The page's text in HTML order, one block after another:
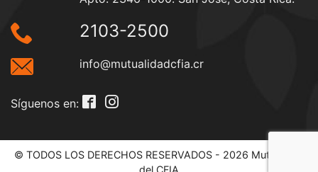
2103-2500
info@mutualidadcfia.cr
Síguenos en:
© TODOS LOS DERECHOS RESERVADOS - 2026 Mutualidad
del CFIA